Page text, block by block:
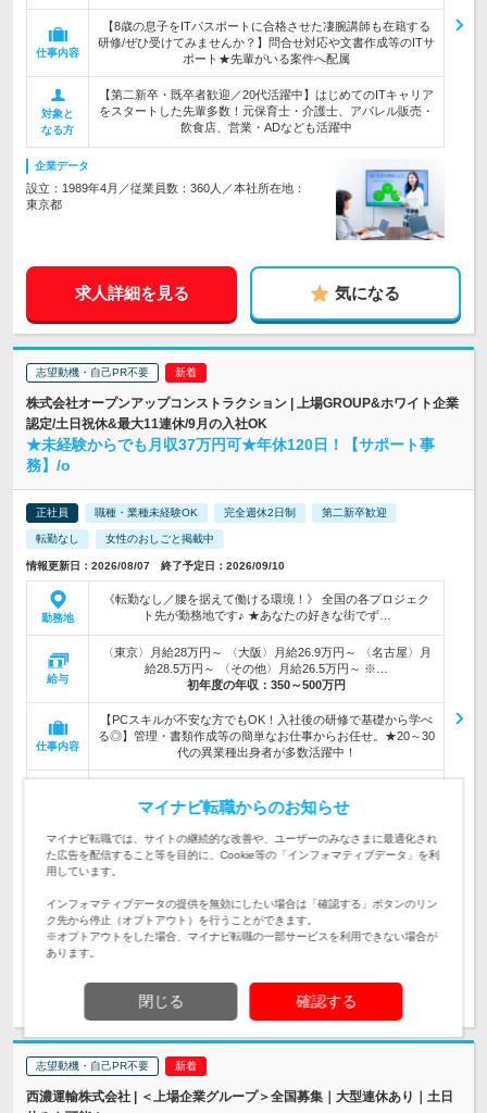
仕事内容
【8歳の息子をITパスポートに合格させた凄腕講師も在籍する
研修/ぜひ受けてみませんか？】問合せ対応や文書作成等のITサ
ポート★先輩がいる案件へ配属
対象と
なる方
【第二新卒・既卒者歓迎／20代活躍中】はじめてのITキャリア
をスタートした先輩多数！元保育士・介護士、アパレル販売・
飲食店、営業・ADなども活躍中
企業データ
設立：1989年4月／従業員数：360人／本社所在地：
東京都
求人詳細を見る 気になる
志望動機・自己PR不要
株式会社オープンアップコンストラクション | 上場GROUP&ホワイト企業
認定/土日祝休&最大11連休/9月の入社OK
★未経験からでも月収37万円可★年休120日！【サポート事
務】/o
正社員 職種・業種未経験OK 完全週休2日制 第二新卒歓迎
転勤なし 女性のおしごと掲載中
情報更新日：2026/08/07 終了予定日：2026/09/10
勤務地
《転勤なし／腰を据えて働ける環境！》 全国の各プロジェク
ト先が勤務地です♪ ★あなたの好きな街でず…
給与
〈東京〉月給28万円～ 〈大阪〉月給26.9万円～ 〈名古屋〉月
給28.5万円～ 〈その他〉月給26.5万円～ ※…
初年度の年収： 350～500万円
仕事内容
【PCスキルが不安な方でもOK！入社後の研修で基礎から学べ
る◎】管理・書類作成等の簡単なお仕事からお任せ。★20～30
代の異業種出身者が多数活躍中！
験・第二新卒・フリーター歓迎★経験・転職回数不問★昇給年
2回で頑張りをしっかり還元！
企業データ
設立：2019年6月／従業員数：8,119人／本社所在
地：東京都
求人詳細を見る 気になる
志望動機・自己PR不要
西濃運輸株式会社 | ＜上場企業グループ＞全国募集｜大型連休あり｜土日
マイナビ転職からのお知らせ
マイナビ転職では、サイトの継続的な改善や、ユーザーのみなさまに最適化され
た広告を配信すること等を目的に、Cookie等の「インフォマティブデータ」を利
用しています。
インフォマティブデータの提供を無効にしたい場合は「確認する」ボタンのリン
ク先から停止（オプトアウト）を行うことができます。
※オプトアウトをした場合、マイナビ転職の一部サービスを利用できない場合が
あります。
閉じる 確認する